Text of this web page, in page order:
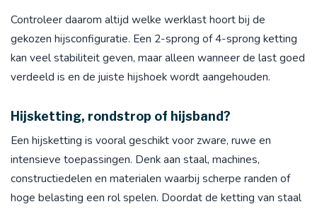
Controleer daarom altijd welke werklast hoort bij de
gekozen hijsconfiguratie. Een 2-sprong of 4-sprong ketting
kan veel stabiliteit geven, maar alleen wanneer de last goed
verdeeld is en de juiste hijshoek wordt aangehouden.
Hijsketting, rondstrop of hijsband?
Een hijsketting is vooral geschikt voor zware, ruwe en
intensieve toepassingen. Denk aan staal, machines,
constructiedelen en materialen waarbij scherpe randen of
hoge belasting een rol spelen. Doordat de ketting van staal